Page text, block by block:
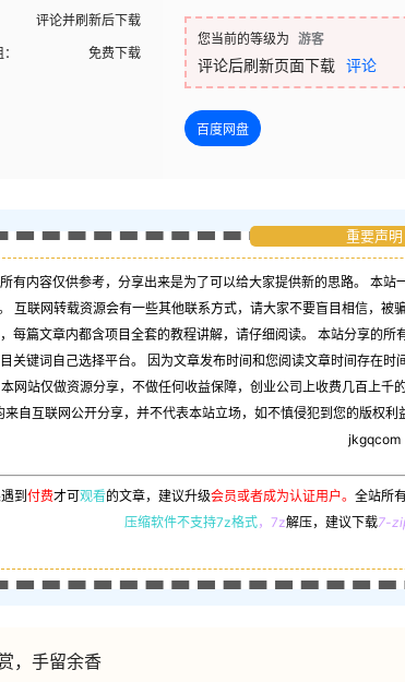
评论并刷新后下载
免费下载
您当前的等级为 游客
评论后刷新页面下载 评论
百度网盘
重要声明
有内容仅供参考，分享出来是为了可以给大家提供新的思路。 本
互联网转载资源会有一些其他联系方式，请大家不要盲目相信，
每篇文章内都含项目全套的教程讲解，请仔细阅读。 本站分享的
关键词自己选择平台。 因为文章发布时间和您阅读文章时间存在
网站仅做资源分享，不做任何收益保障，创业公司上收费几百上
来自互联网公开分享，并不代表本站立场，如不慎侵犯到您的版权
jkgqcom
到 付费才可观看的文章，建议升级会员或者成为认证用户。 全站所
压缩软件不支持7z格式，7z解压，建议下载7-
，手留余香